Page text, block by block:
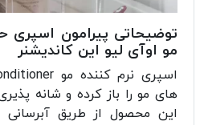
توضیحاتی پیرامون اسپری
مو اوآی لیو این کاندیشنر
های مو را باز کرده و شانه
این محصول از طریق